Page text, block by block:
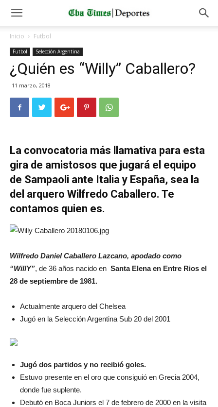
Inicio Futbol
Futbol Selección Argentina
¿Quién es “Willy” Caballero?
11 marzo, 2018
La convocatoria más llamativa para esta
gira de amistosos que jugará el equipo
de Sampaoli ante Italia y España, sea la
del arquero Wilfredo Caballero. Te
contamos quien es.
Wilfredo Daniel Caballero Lazcano, apodado como
“WillY”, de 36 años nacido en Santa Elena en Entre Rios el
28 de septiembre de 1981.
Actualmente arquero del Chelsea
Jugó en la Selección Argentina Sub 20 del 2001
Jugó dos partidos y no recibió goles.
Estuvo presente en el oro que consiguió en Grecia 2004,
donde fue suplente.
Debutó en Boca Juniors el 7 de febrero de 2000 en la visita